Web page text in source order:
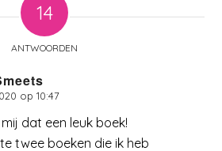
14
ANTWOORDEN
op 10:47
dat een leuk boek!
twee boeken die ik heb